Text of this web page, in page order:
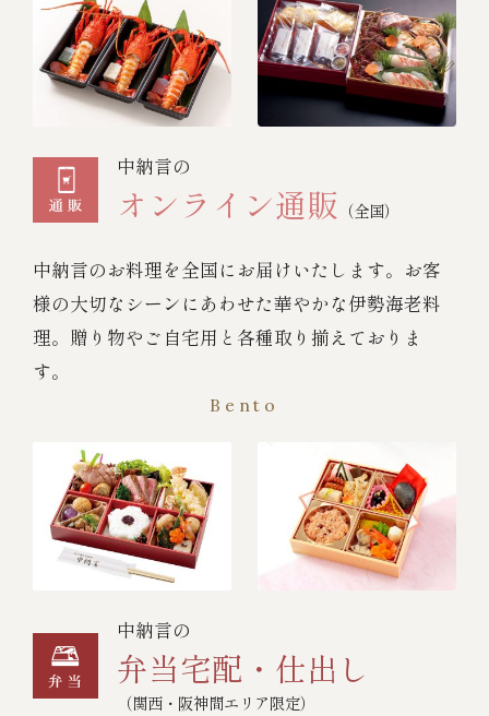
中納言の
オンライン通販 （全国）
中納言のお料理を全国にお届けいたします。お客
様の大切なシーンにあわせた華やかな伊勢海老料
理。贈り物やご自宅用と各種取り揃えておりま
す。
Bento
中納言の
弁当宅配・仕出し
（関西・阪神間エリア限定）